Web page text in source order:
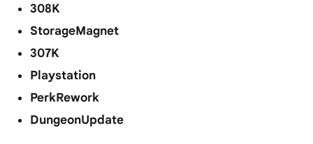
308K
StorageMagnet
307K
Playstation
PerkRework
DungeonUpdate